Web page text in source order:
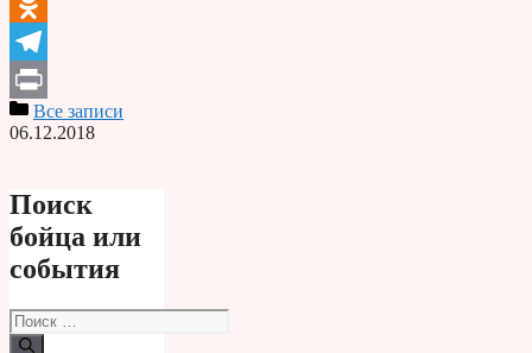
Odnoklassniki
Telegram
PrintВсе записи
06.12.2018
Поиск
бойца или
события
Поиск: